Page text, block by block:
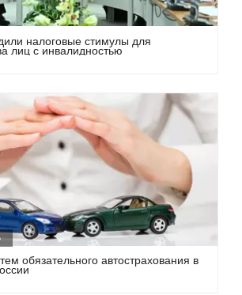
налоговые стимулы для
лиц с инвалидностью
обязательного автострахования в